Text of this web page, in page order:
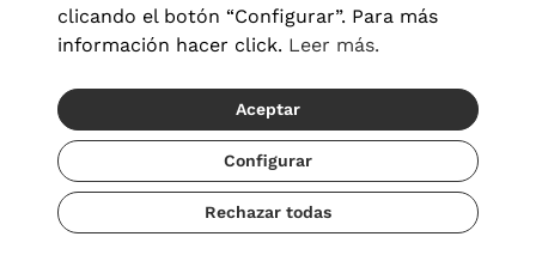
Aviso legal| Política de privacidad Términos y condiciones
Política de cookies|Configuración de cookies
© 2026 Visionlab España
clicando el botón “Configurar”. Para más
información hacer click. Leer más.
Aceptar
Configurar
Rechazar todas